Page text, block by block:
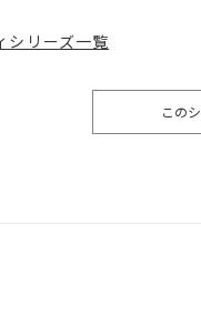
シリーズ一覧
この